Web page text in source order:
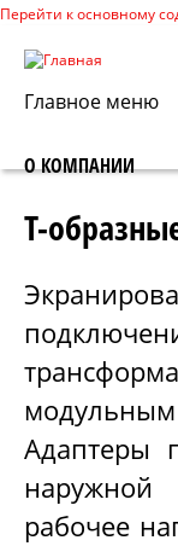
Перейти к основному
Главное меню
О КОМПАНИИ
Т-
Адаптеры
наружной
рабочее